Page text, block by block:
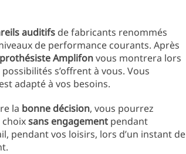
auditifs de fabricants renommés
de performance courants. Après
Amplifonvous montrera lors
s’offrent à vous. Vous
adapté à vos besoins.
la bonne décision, vous pourrez
sans engagement pendant
pendant vos loisirs, lors d’un instant de